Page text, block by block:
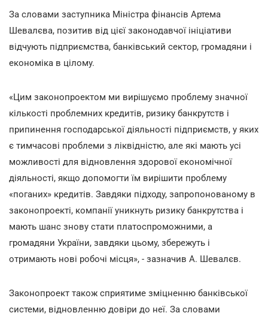
За словами заступника Міністра фінансів Артема
Шевалєва, позитив від цієї законодавчої ініціативи
відчують підприємства, банківський сектор, громадяни і
економіка в цілому.
«Цим законопроектом ми вирішуємо проблему значної
кількості проблемних кредитів, ризику банкрутств і
припинення господарської діяльності підприємств, у яких
є тимчасові проблеми з ліквідністю, але які мають усі
можливості для відновлення здорової економічної
діяльності, якщо допомогти їм вирішити проблему
«поганих» кредитів. Завдяки підходу, запропонованому в
законопроекті, компанії уникнуть ризику банкрутства і
мають шанс знову стати платоспроможними, а
громадяни України, завдяки цьому, збережуть і
отримають нові робочі місця», - зазначив А. Шевалєв.
Законопроект також сприятиме зміцненню банківської
системи, відновленню довіри до неї. За словами